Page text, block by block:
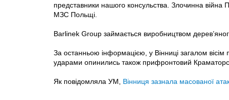
представники нашого консульства. Злочинна війна
МЗС Польщі.
Barlinek Group займається виробництвом
За останньою інформацією, у Вінниці загалом
ударами опинились також прифронтовий
Як повідомляла УМ, Вінниця зазнала масованої